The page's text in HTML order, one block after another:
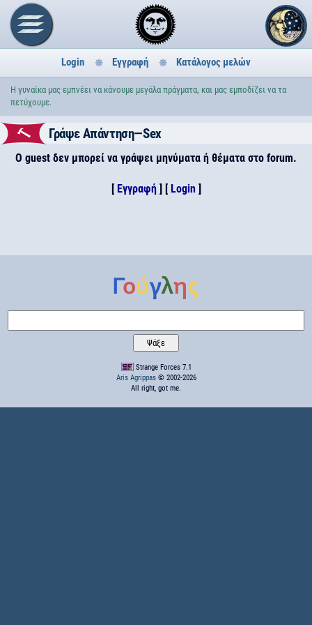
Login Εγγραφή Κατάλογος μελών
Η γυναίκα μας εμπνέει να κάνουμε μεγάλα πράγματα, και μας εμποδίζει να τα
πετύχουμε.
Γράψε Απάντηση—Sex
Ο guest δεν μπορεί να γράψει μηνύματα ή θέματα στο forum.
[ Εγγραφή] [ Login ]
Strange Forces 7.1
Aris Agrippas© 2002-2026
All right, got me.